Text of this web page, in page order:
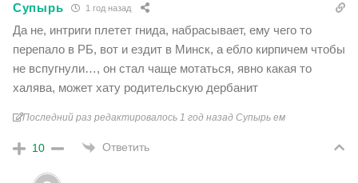
Супырь 1 год назад
Да не, интриги плетет гнида, набрасывает, ему чего то
перепало в РБ, вот и ездит в Минск, а ебло кирпичем чтобы
не вспугнули…, он стал чаще мотаться, явно какая то
халява, может хату родительскую дербанит
Последний раз редактировалось 1 год назад Супырь ем
10 Ответить